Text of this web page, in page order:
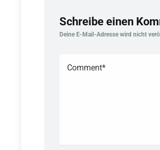
Schreibe einen
Deine E-Mail-Adresse wird nicht